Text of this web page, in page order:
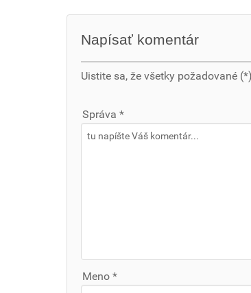
Napísať komentár
Uistite sa, že všetky požadované
Správa *
Meno *